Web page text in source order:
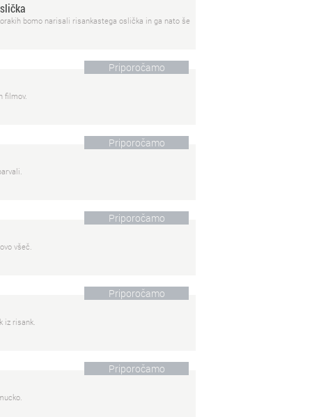
bomo narisali risankastega oslička in ga nato še
Priporočamo
filmov.
Priporočamo
Priporočamo
všeč.
Priporočamo
iz risank.
Priporočamo